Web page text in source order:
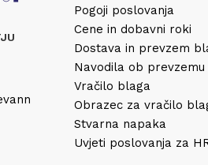
Pogoji poslovanja
Cene in dobavni roki
Dostava in prevzem
Navodila ob
Vračilo blaga
Obrazec za vračilo
Stvarna napaka
Uvjeti poslovanja za